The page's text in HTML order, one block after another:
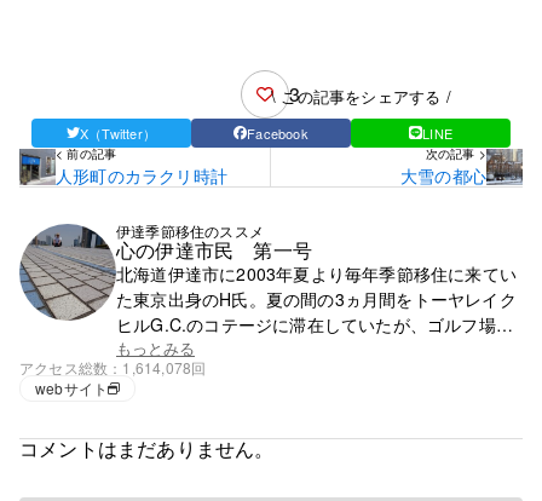
3
\ この記事をシェアする /
X（Twitter） Facebook LINE
< 前の記事
人形町のカラクリ時計
次の記事 >
大雪の都心
伊達季節移住のススメ
心の伊達市民 第一号
北海道伊達市に2003年夏より毎年季節移住に来てい
た東京出身のH氏。夏の間の3ヵ月間をトーヤレイク
ヒルG.C.のコテージに滞在していたが、ゴルフ場の
閉鎖で滞在先を失う。それ以降は行く先が無く、都
心で徘徊の毎日。
もっとみる
アクセス総数
1,614,078回
webサイト
コメントはまだありません。